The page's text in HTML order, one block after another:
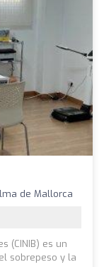
de Mallorca
(CINIB) es un
sobrepeso y la